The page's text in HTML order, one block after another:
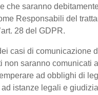
che saranno
Responsabili del
28 del GDPR.
casi di comunicazione
non saranno comunicati
ad obblighi di
istanze legali e